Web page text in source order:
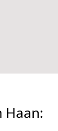
Haan: